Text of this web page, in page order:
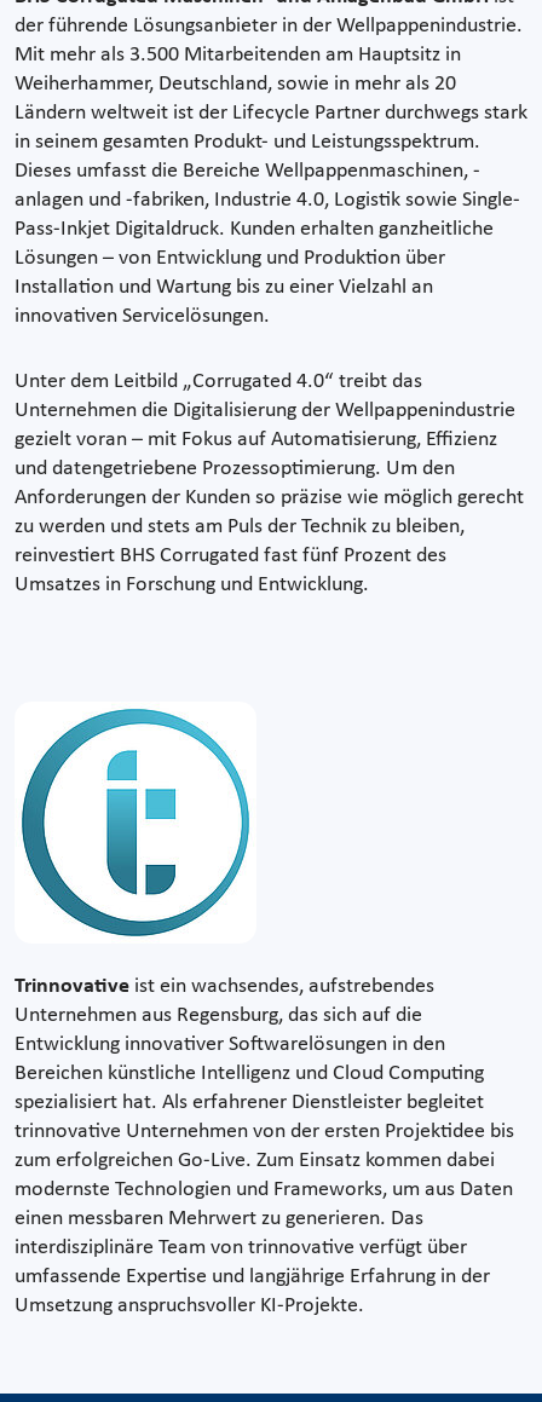
der führende Lösungsanbieter in der Wellpappenindustrie.
Mit mehr als 3.500 Mitarbeitenden am Hauptsitz in
Weiherhammer, Deutschland, sowie in mehr als 20
Ländern weltweit ist der Lifecycle Partner durchwegs stark
in seinem gesamten Produkt- und Leistungsspektrum.
Dieses umfasst die Bereiche Wellpappenmaschinen, -
anlagen und -fabriken, Industrie 4.0, Logistik sowie Single-
Pass-Inkjet Digitaldruck. Kunden erhalten ganzheitliche
Lösungen – von Entwicklung und Produktion über
Installation und Wartung bis zu einer Vielzahl an
innovativen Servicelösungen.
Unter dem Leitbild „Corrugated 4.0“ treibt das
Unternehmen die Digitalisierung der Wellpappenindustrie
gezielt voran – mit Fokus auf Automatisierung, Effizienz
und datengetriebene Prozessoptimierung. Um den
Anforderungen der Kunden so präzise wie möglich gerecht
zu werden und stets am Puls der Technik zu bleiben,
reinvestiert BHS Corrugated fast fünf Prozent des
Umsatzes in Forschung und Entwicklung.
Trinnovative ist ein wachsendes, aufstrebendes
Unternehmen aus Regensburg, das sich auf die
Entwicklung innovativer Softwarelösungen in den
Bereichen künstliche Intelligenz und Cloud Computing
spezialisiert hat. Als erfahrener Dienstleister begleitet
trinnovative Unternehmen von der ersten Projektidee bis
zum erfolgreichen Go-Live. Zum Einsatz kommen dabei
modernste Technologien und Frameworks, um aus Daten
einen messbaren Mehrwert zu generieren. Das
interdisziplinäre Team von trinnovative verfügt über
umfassende Expertise und langjährige Erfahrung in der
Umsetzung anspruchsvoller KI-Projekte.